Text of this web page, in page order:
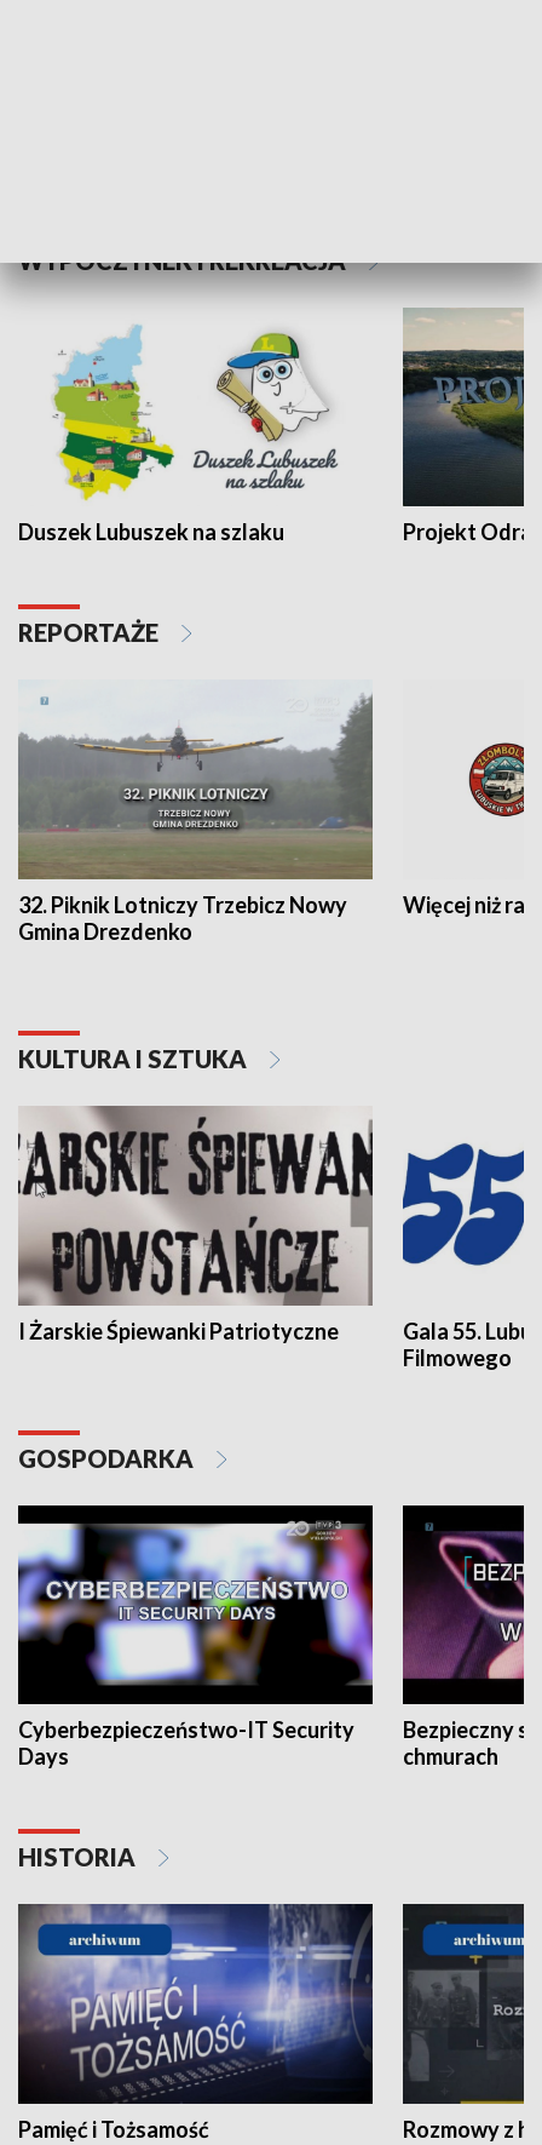
WYPOCZYNEK I REKREACJA
Duszek Lubuszek na szlaku Projekt Odra
REPORTAŻE
32. Piknik Lotniczy Trzebicz Nowy
Gmina Drezdenko
Więcej niż rajd
KULTURA I SZTUKA
I Żarskie Śpiewanki Patriotyczne
Gala 55.
Filmowego
GOSPODARKA
Cyberbezpieczeństwo-IT Security
Days
Bezpieczny
chmurach
HISTORIA
Pamięć i Tożsamość Rozmowy z